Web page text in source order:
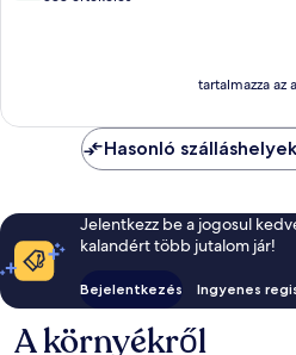
tartalmazza az
Hasonló
Jelentkezz be a jogosul
kalandért több jutalom jár!
Bejelentkezés Ingyenes
A környékről